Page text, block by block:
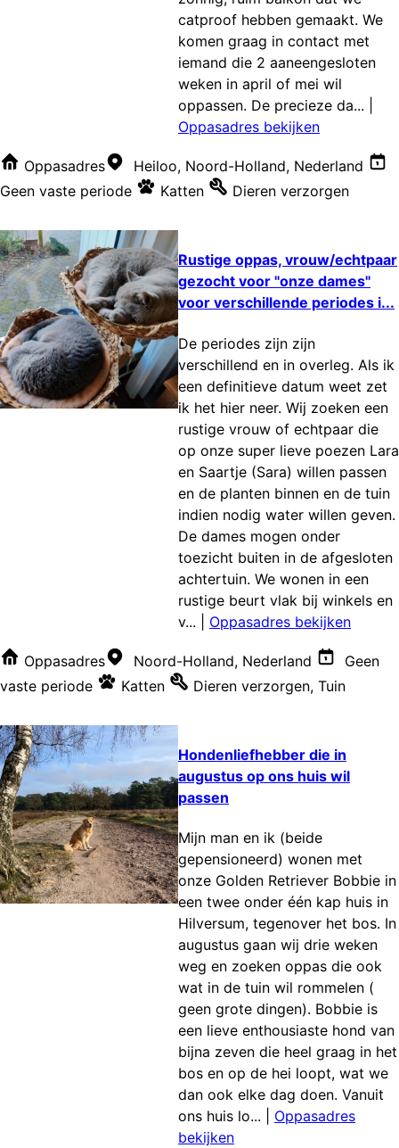
catproof hebben gemaakt. We
komen graag in contact met
iemand die 2 aaneengesloten
weken in april of mei wil
oppassen. De precieze da...
Oppasadres bekijken
Oppasadres
Heiloo, Noord-Holland, Nederland
Geen vaste periode
Katten Dieren verzorgen
Rustige oppas, vrouw/echtpaar
gezocht voor "onze dames"
voor verschillende periodes i...
De periodes zijn zijn
verschillend en in overleg. Als ik
een definitieve datum weet zet
ik het hier neer. Wij zoeken een
rustige vrouw of echtpaar die
op onze super lieve poezen Lara
en Saartje (Sara) willen passen
en de planten binnen en de tuin
indien nodig water willen geven.
De dames mogen onder
toezicht buiten in de afgesloten
achtertuin. We wonen in een
rustige beurt vlak bij winkels en
v...
Oppasadres bekijken
Oppasadres Noord-Holland, Nederland
Geen
vaste periode
Katten Dieren verzorgen, Tuin
Hondenliefhebber die in
augustus op ons huis wil
passen
Mijn man en ik (beide
gepensioneerd) wonen met
onze Golden Retriever Bobbie in
een twee onder één kap huis in
Hilversum, tegenover het bos. In
augustus gaan wij drie weken
weg en zoeken oppas die ook
wat in de tuin wil rommelen (
geen grote dingen). Bobbie is
een lieve enthousiaste hond van
bijna zeven die heel graag in het
bos en op de hei loopt, wat we
dan ook elke dag doen. Vanuit
ons huis lo...
Oppasadres
bekijken